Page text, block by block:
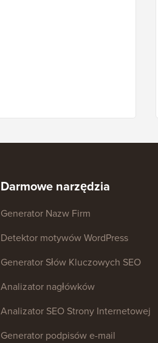
Darmowe narzędzia
Generator Nazw Firm
Detektor motywów WordPress
Generator Słów Kluczowych SEO
Analizator nagłówków
Analizator SEO Strony Internetowej
Generator podpisów e-mail